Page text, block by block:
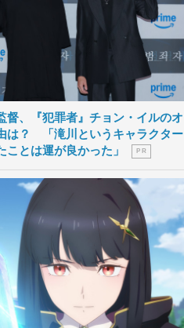
督、『犯罪者』チョン・イルのオ
は？ 「滝川というキャラクター
ことは運が良かった」
P R